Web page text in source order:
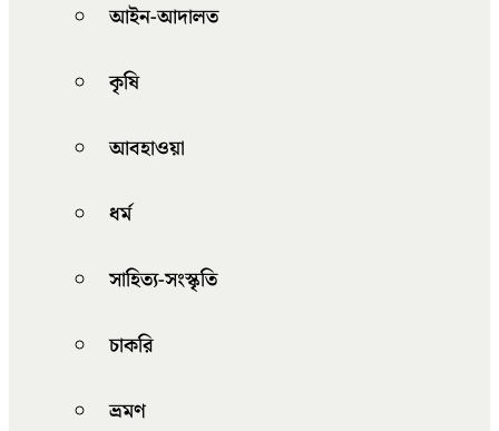
আইন-আদালত
কৃষি
আবহাওয়া
ধর্ম
সাহিত্য-সংস্কৃতি
চাকরি
ভ্রমণ